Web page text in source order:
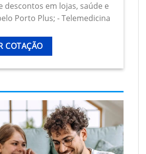
descontos em lojas, saúde e
Porto Plus; - Telemedicina
COTAÇÃO